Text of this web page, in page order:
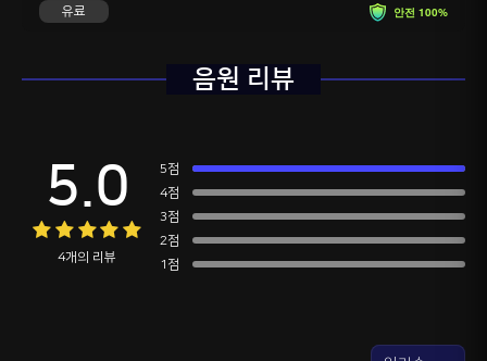
안전 100%
유료
음원 리뷰
5.0
4개의 리뷰
5점
4점
3점
2점
1점